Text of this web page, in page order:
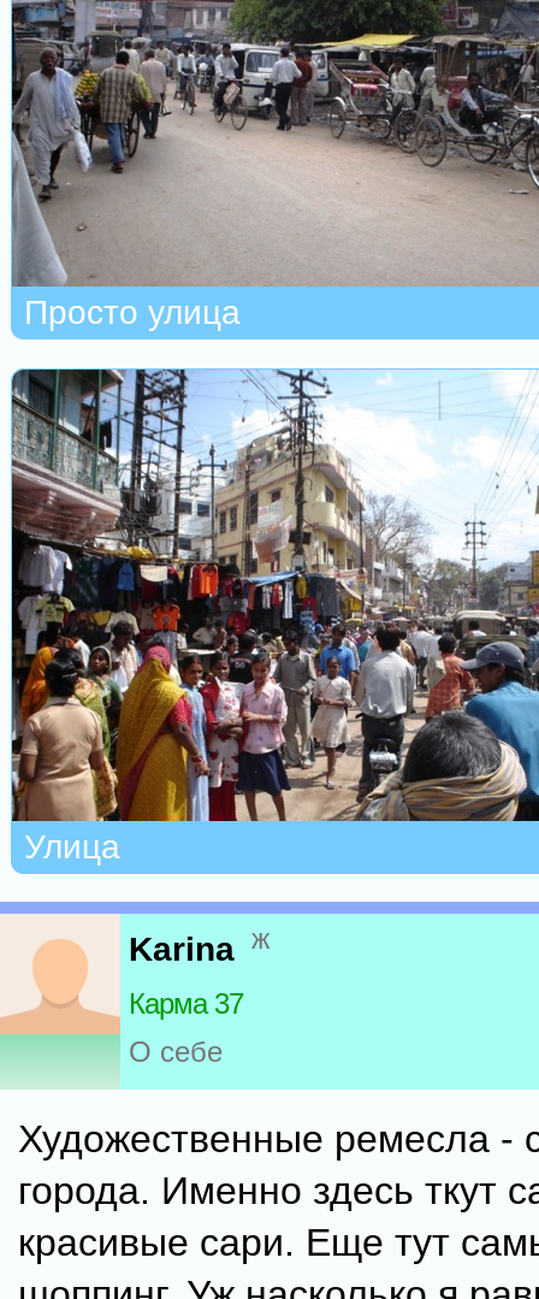
Просто улица
Улица
Karina ж
Карма 37
О себе
Художественные ремесла -
города. Именно здесь ткут
красивые сари. Еще тут